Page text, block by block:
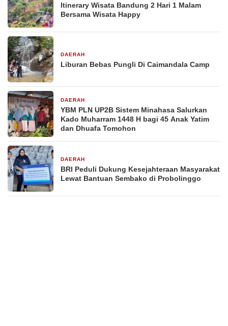
Itinerary Wisata Bandung 2 Hari 1 Malam
Bersama Wisata Happy
DAERAH
Liburan Bebas Pungli Di Caimandala Camp
DAERAH
YBM PLN UP2B Sistem Minahasa Salurkan
Kado Muharram 1448 H bagi 45 Anak Yatim
dan Dhuafa Tomohon
DAERAH
BRI Peduli Dukung Kesejahteraan Masyarakat
Lewat Bantuan Sembako di Probolinggo